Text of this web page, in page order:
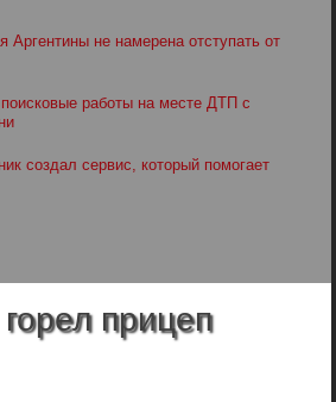
Аргентины не намерена отступать от
работы на месте ДТП с
создал сервис, который помогает
прицеп